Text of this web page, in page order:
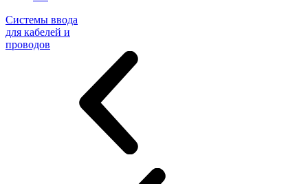
Системы ввода
для кабелей и
проводов